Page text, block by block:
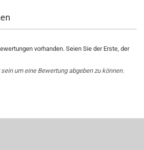
vorhanden. Seien Sie der Erste, der
um eine Bewertung abgeben zu können.